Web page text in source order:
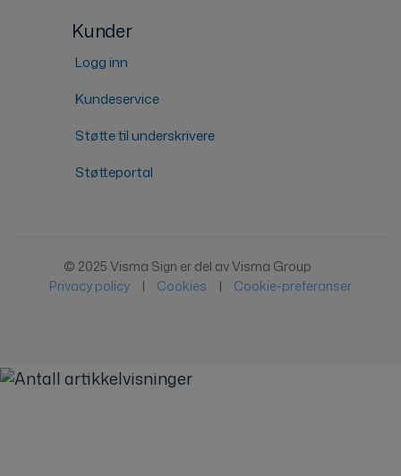
Kunder
Logg inn
Kundeservice
Støtte til underskrivere
Støtteportal
© 2025 Visma Sign er del av Visma Group
Privacy policy
| Cookies | Cookie-preferanser